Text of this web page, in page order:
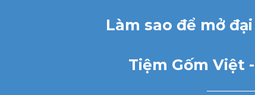
Làm sao để mở
Tiệm Gốm Việt